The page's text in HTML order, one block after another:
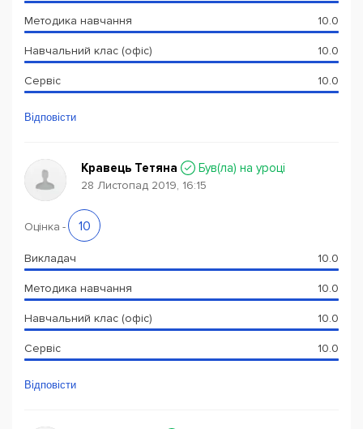
Методика навчання 10.0
Навчальний клас (офіс) 10.0
Сервіс 10.0
Відповісти
Кравець Тетяна Був(ла) на уроці
28 Листопад 2019, 16:15
Оцінка - 10
Викладач 10.0
Методика навчання 10.0
Навчальний клас (офіс) 10.0
Сервіс 10.0
Відповісти